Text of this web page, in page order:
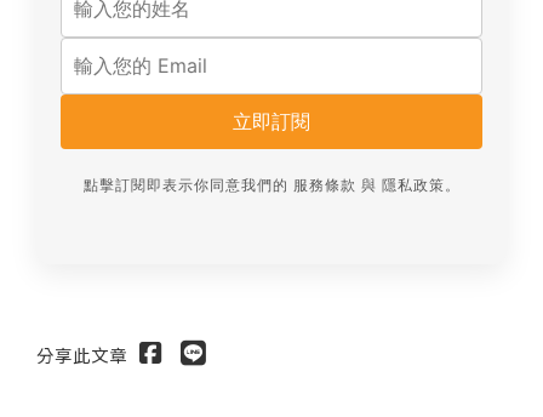
立即訂閱
點擊訂閱即表示你同意我們的 服務條款 與 隱私政策。
分享此文章